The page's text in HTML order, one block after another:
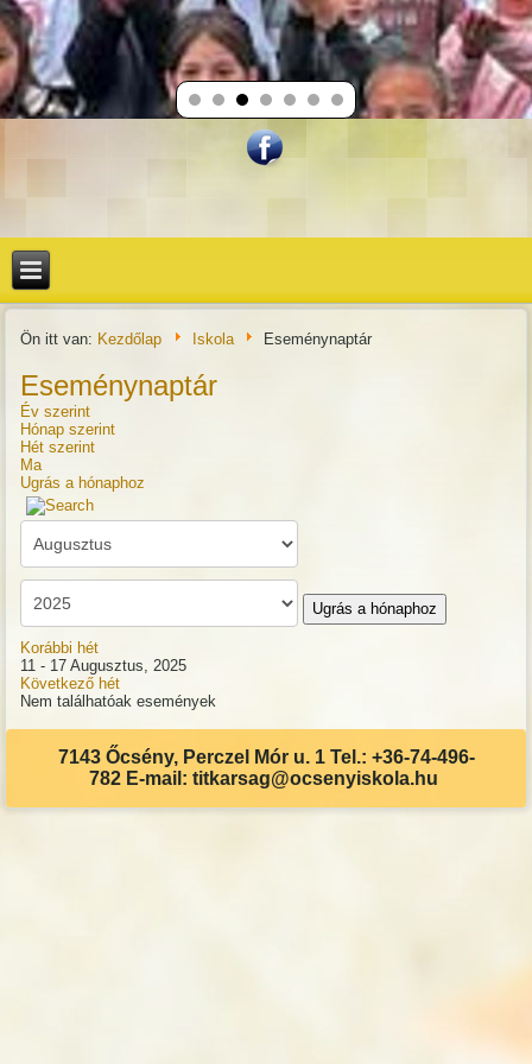
Ön itt van: Kezdőlap Iskola Eseménynaptár
Eseménynaptár
Év szerint
Hónap szerint
Hét szerint
Ma
Ugrás a hónaphoz
Ugrás a hónaphoz
Korábbi hét
11 - 17 Augusztus, 2025
Következő hét
Nem találhatóak események
7143 Őcsény, Perczel Mór u. 1 Tel.: +36-74-496-
782 E-mail: titkarsag@ocsenyiskola.hu